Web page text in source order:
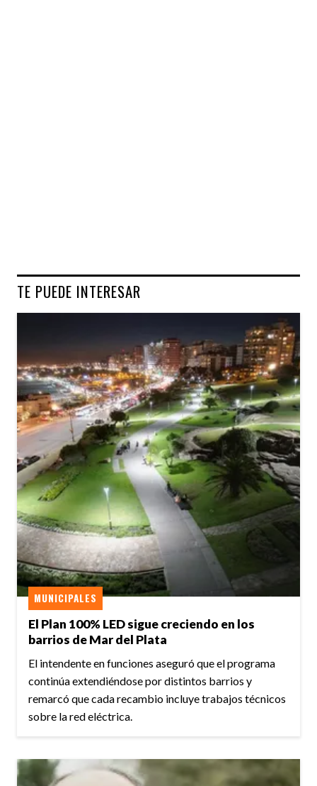
TE PUEDE INTERESAR
El Plan 100% LED sigue creciendo en los
barrios de Mar del Plata
MUNICIPALES
El intendente en funciones aseguró que el programa
continúa extendiéndose por distintos barrios y
remarcó que cada recambio incluye trabajos técnicos
sobre la red eléctrica.